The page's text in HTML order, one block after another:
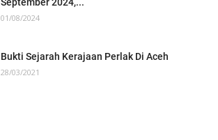
01/08/2024
Bukti Sejarah Kerajaan Perlak Di Aceh
28/03/2021